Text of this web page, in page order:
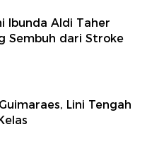
Ibunda Aldi Taher
Sembuh dari Stroke
Lini Tengah